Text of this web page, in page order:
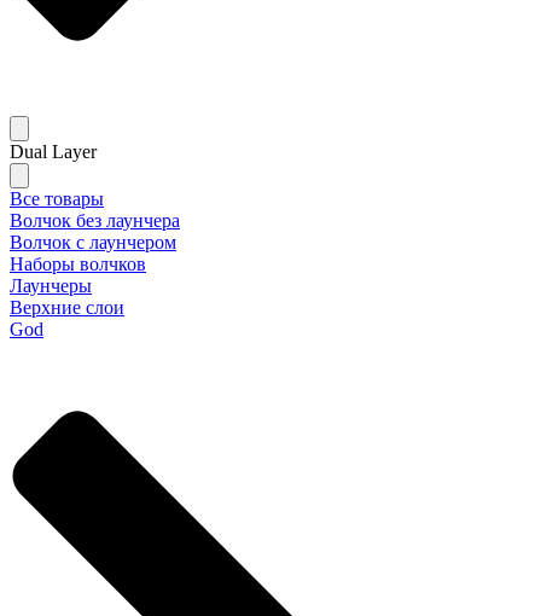
Dual Layer
Все товары
Волчок без лаунчера
Волчок с лаунчером
Наборы волчков
Лаунчеры
Верхние слои
God